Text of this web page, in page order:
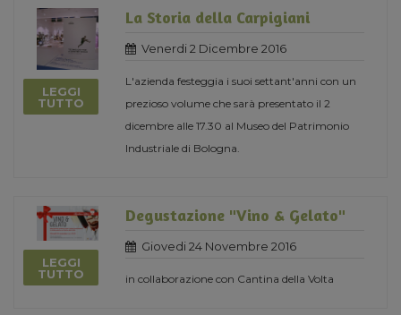
LEGGI
TUTTO
La Storia della Carpigiani
Venerdi 2 Dicembre 2016
L'azienda festeggia i suoi settant'anni con un
prezioso volume che sarà presentato il 2
dicembre alle 17.30 al Museo del Patrimonio
Industriale di Bologna.
LEGGI
TUTTO
Degustazione "Vino & Gelato"
Giovedi 24 Novembre 2016
in collaborazione con Cantina della Volta